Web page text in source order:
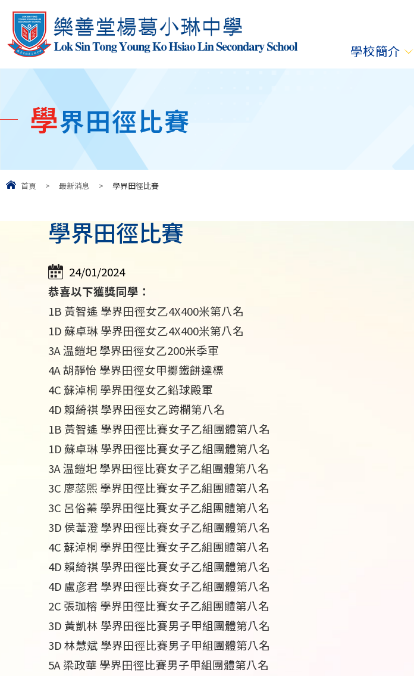
學校簡介
學界田徑比賽
首頁 > 最新消息 > 學界田徑比賽
學界田徑比賽
24/01/2024
恭喜以下獲獎同學：
1B 黃智遙 學界田徑女乙4X400米第八名
1D 蘇卓琳 學界田徑女乙4X400米第八名
3A 温鎧圯 學界田徑女乙200米季軍
4A 胡靜怡 學界田徑女甲擲鐵餅達標
4C 蘇淖桐 學界田徑女乙鉛球殿軍
4D 賴綺祺 學界田徑女乙跨欄第八名
1B 黃智遙 學界田徑比賽女子乙組團體第八名
1D 蘇卓琳 學界田徑比賽女子乙組團體第八名
3A 温鎧圯 學界田徑比賽女子乙組團體第八名
3C 廖蕊熙 學界田徑比賽女子乙組團體第八名
3C 呂俗蓁 學界田徑比賽女子乙組團體第八名
3D 侯葦澄 學界田徑比賽女子乙組團體第八名
4C 蘇淖桐 學界田徑比賽女子乙組團體第八名
4D 賴綺祺 學界田徑比賽女子乙組團體第八名
4D 盧彦君 學界田徑比賽女子乙組團體第八名
2C 張珈榕 學界田徑比賽女子乙組團體第八名
3D 黃凱林 學界田徑比賽男子甲組團體第八名
3D 林慧斌 學界田徑比賽男子甲組團體第八名
5A 梁政華 學界田徑比賽男子甲組團體第八名